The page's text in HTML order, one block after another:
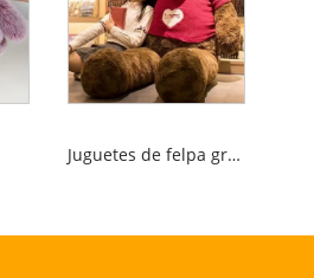
Juguetes de felpa grandes